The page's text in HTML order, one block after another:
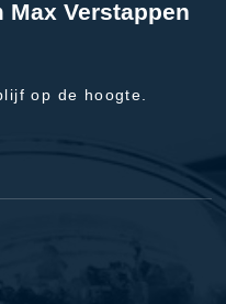
Verstappen
op de hoogte.